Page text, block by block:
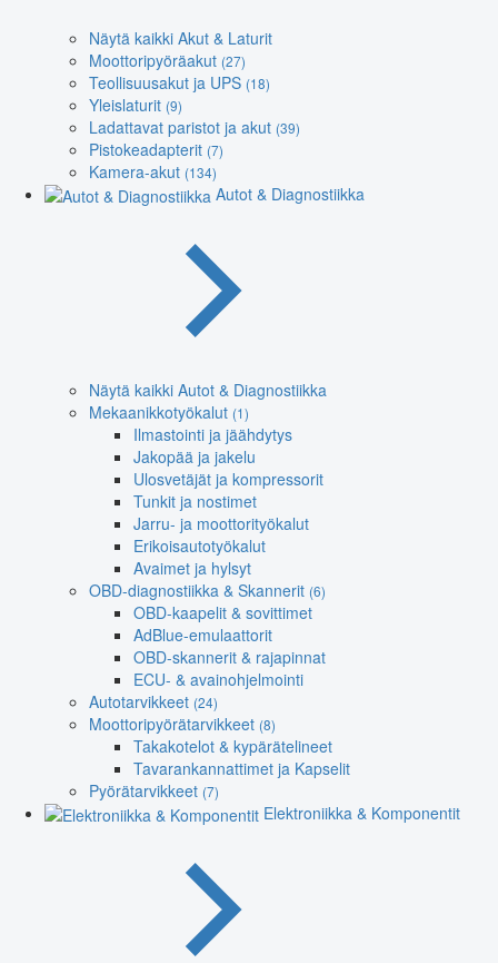
Näytä kaikki Akut & Laturit
Moottoripyöräakut (27)
Teollisuusakut ja UPS (18)
Yleislaturit (9)
Ladattavat paristot ja akut (39)
Pistokeadapterit (7)
Kamera-akut (134)
Autot & Diagnostiikka
Näytä kaikki Autot & Diagnostiikka
Mekaanikkotyökalut (1)
Ilmastointi ja jäähdytys
Jakopää ja jakelu
Ulosvetäjät ja kompressorit
Tunkit ja nostimet
Jarru- ja moottorityökalut
Erikoisautotyökalut
Avaimet ja hylsyt
OBD-diagnostiikka & Skannerit (6)
OBD-kaapelit & sovittimet
AdBlue-emulaattorit
OBD-skannerit & rajapinnat
ECU- & avainohjelmointi
Autotarvikkeet (24)
Moottoripyörätarvikkeet (8)
Takakotelot & kypärätelineet
Tavarankannattimet ja Kapselit
Pyörätarvikkeet (7)
Elektroniikka & Komponentit